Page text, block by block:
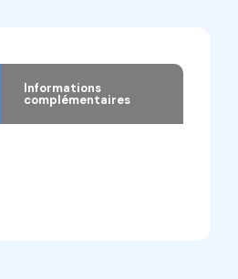
Informations
complémentaires